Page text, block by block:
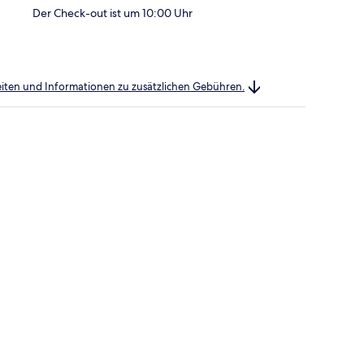
Der Check-out ist um 10:00 Uhr
und Informationen zu zusätzlichen Gebühren.